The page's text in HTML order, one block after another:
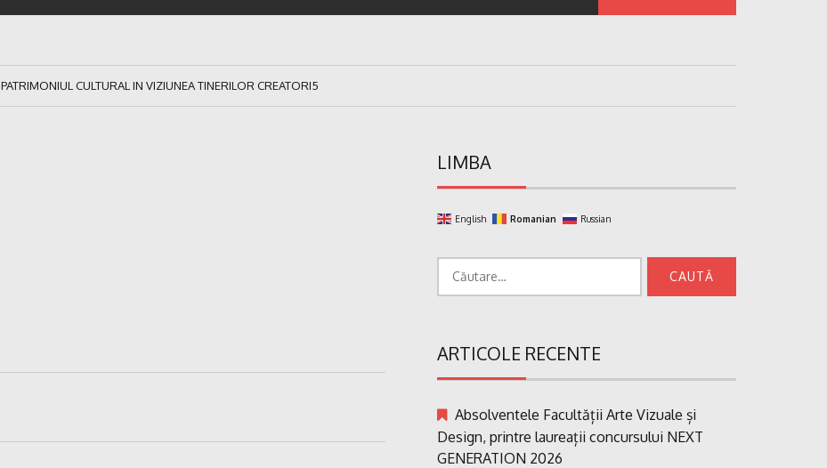
PATRIMONIUL CULTURAL IN VIZIUNEA TINERILOR CREATORI5
LIMBA
English Romanian Russian
ARTICOLE RECENTE
Absolventele Facultății Arte Vizuale și
Design, printre laureații concursului NEXT
GENERATION 2026